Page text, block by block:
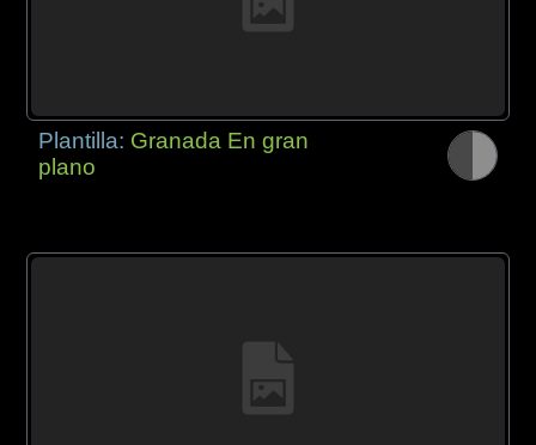
Plantilla: Granada En gran
plano